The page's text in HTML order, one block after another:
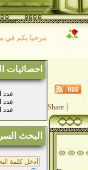
مرحبا بكم في موقع
احصائيات
:عدد
: عدد
: عدد
البحث
Share |